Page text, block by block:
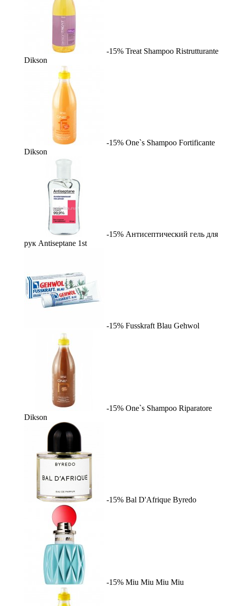
-15% Treat Shampoo Ristrutturante
Dikson
-15% One`s Shampoo Fortificante
Dikson
-15% Антисептический гель для
рук Antiseptane 1st
-15% Fusskraft Blau Gehwol
-15% One`s Shampoo Riparatore
Dikson
-15% Bal D'Afrique Byredo
-15% Miu Miu Miu Miu